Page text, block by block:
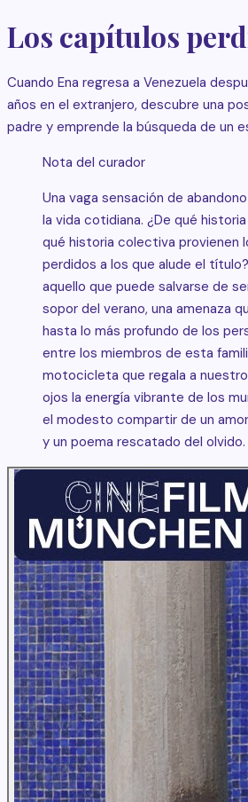
Los capítulos
Cuando Ena regresa a Venezuela
años en el extranjero, descubre una
padre y emprende la búsqueda de un
Nota del curador
Una vaga sensación de
la vida cotidiana. ¿De qué
qué historia colectiva provienen
perdidos a los que alude el
aquello que puede salvarse de
sopor del verano, una amenaza
hasta lo más profundo de los
entre los miembros de esta
motocicleta que regala a
ojos la energía vibrante de los
el modesto compartir de un
y un poema rescatado del